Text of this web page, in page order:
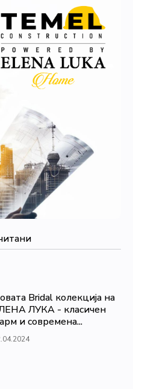
Bridal колекција на
ЛУКА - класичен
и современа...